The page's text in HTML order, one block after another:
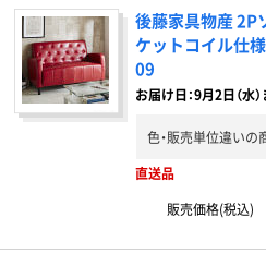
後藤家具物産 2P
ケットコイル仕
09
お届け日：9月2日（水
色・販売単位違いの
直送品
販売価格(税込)